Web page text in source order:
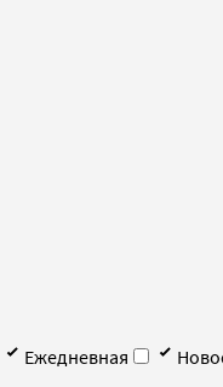
Ежедневная